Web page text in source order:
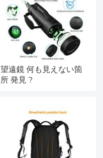
望遠鏡 何も見えない箇
所 発見 ?